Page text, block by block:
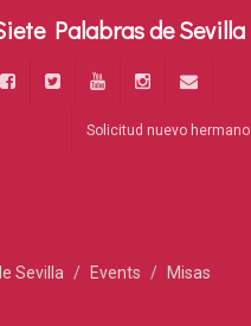
Solicitud nuevo hermano
Sevilla Events
Misas
Palabras de Sevilla